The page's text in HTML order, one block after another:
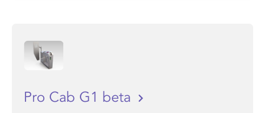
Pro Cab G1 beta